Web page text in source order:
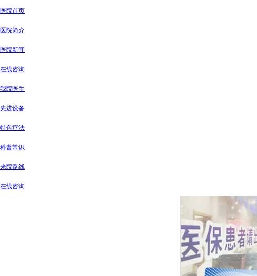
医院首页
医院简介
医院新闻
在线咨询
我院医生
先进设备
特色疗法
科普常识
来院路线
在线咨询